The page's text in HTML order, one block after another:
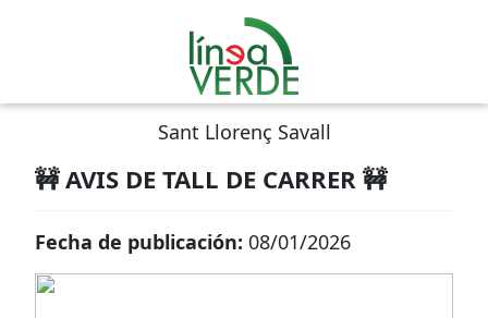
Sant Llorenç Savall
🚧 AVIS DE TALL DE CARRER 🚧
Fecha de publicación: 08/01/2026